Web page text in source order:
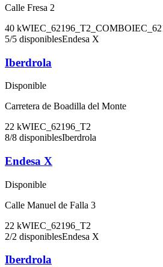
Calle Fresa 2
40 kWIEC_62196_T2_COMBO
5/5 disponiblesEndesa X
Iberdrola
Disponible
Carretera de Boadilla del Monte
22 kWIEC_62196_T2
8/8 disponiblesIberdrola
Endesa X
Disponible
Calle Manuel de Falla 3
22 kWIEC_62196_T2
2/2 disponiblesEndesa X
Iberdrola